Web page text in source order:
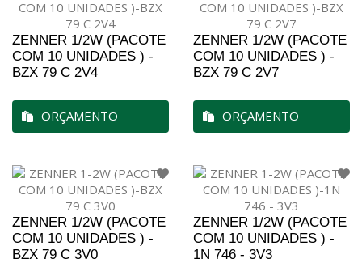
ZENNER 1/2W (PACOTE
COM 10 UNIDADES ) -
BZX 79 C 2V4
ORÇAMENTO
ZENNER 1/2W (PACOTE
COM 10 UNIDADES ) -
BZX 79 C 2V7
ORÇAMENTO
ZENNER 1/2W (PACOTE
COM 10 UNIDADES ) -
BZX 79 C 3V0
ZENNER 1/2W (PACOTE
COM 10 UNIDADES ) -
1N 746 - 3V3